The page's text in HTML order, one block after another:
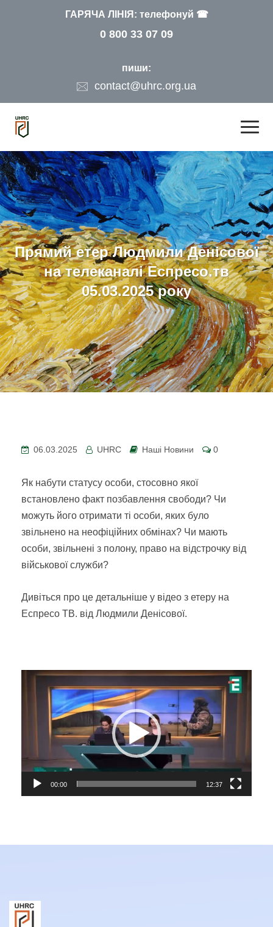
ГАРЯЧА ЛІНІЯ: телефонуй ☎
0 800 33 07 09
пиши:
contact@uhrc.org.ua
Прямий етер Людмили Денісової
на телеканалі Еспресо.тв
05.03.2025 року
06.03.2025 UHRC Наші Новини 0
Як набути статусу особи, стосовно якої
встановлено факт позбавлення свободи? Чи
можуть його отримати ті особи, яких було
звільнено на неофіційних обмінах? Чи мають
особи, звільнені з полону, право на відстрочку від
військової служби?
Дивіться про це детальніше у відео з етеру на
Еспресо ТВ. від Людмили Денісової.
Відеопрогравач
00:00 12:37